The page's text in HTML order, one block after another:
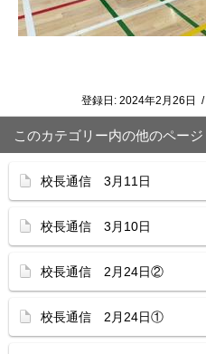
登録日: 2024年2月26日 /
このカテゴリー内の他のページ
校長通信 3月11日
校長通信 3月10日
校長通信 2月24日②
校長通信 2月24日①